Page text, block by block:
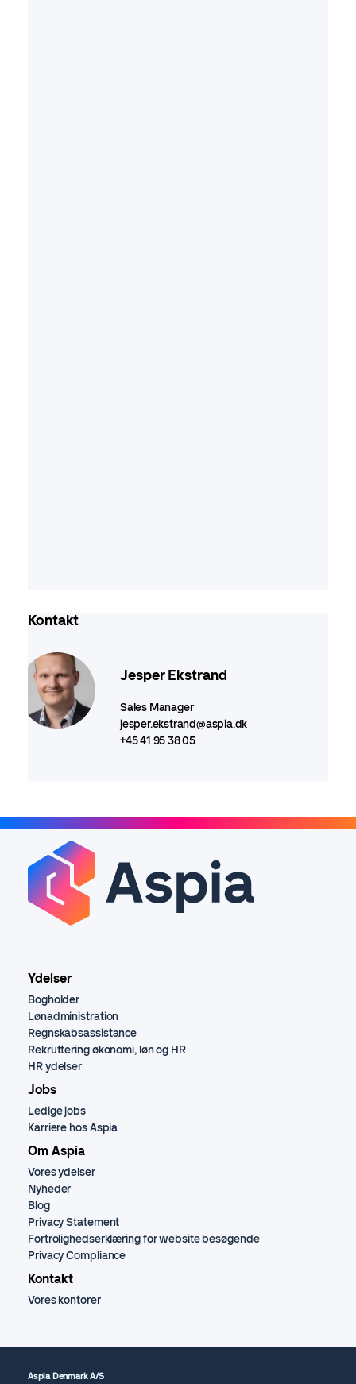
Kontakt
Jesper Ekstrand
Sales Manager
jesper.ekstrand@aspia.dk
+45 41 95 38 05
Ydelser
Bogholder
Lønadministration
Regnskabsassistance
Rekruttering økonomi, løn og HR
HR ydelser
Jobs
Ledige jobs
Karriere hos Aspia
Om Aspia
Vores ydelser
Nyheder
Blog
Privacy Statement
Fortrolighedserklæring for website besøgende
Privacy Compliance
Kontakt
Vores kontorer
Aspia Denmark A/S